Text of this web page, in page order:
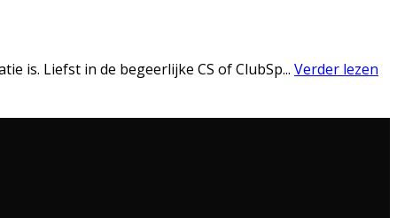
is. Liefst in de begeerlijke CS of ClubSp... Verder lezen